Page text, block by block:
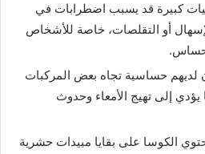
كبيرة قد يسبب اضطرابات في
أو التقلصات، خاصة للأشخاص
حساسية تجاه بعض المركبات
يؤدي إلى تهيج الأمعاء وحدوث
الكوسا على بقايا مبيدات حشرية